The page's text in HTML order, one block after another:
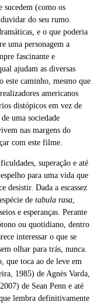
sucedem (como os
do seu rumo.
e o que poderia
uma personagem a
fascinante e
ajudam as diversas
este caminho, mesmo que
americanos
distópicos em vez de
uma sociedade
nas margens do
com este filme.
superação e até
para uma vida que
desistir. Dada a escassez
de tabula rasa
e esperanças. Perante
ou quotidiano, dentro
interessar o que se
olhar para trás, nunca.
que toca ao de leve em
1985) de Agnès Varda,
de Sean Penn e até
lembra definitivamente